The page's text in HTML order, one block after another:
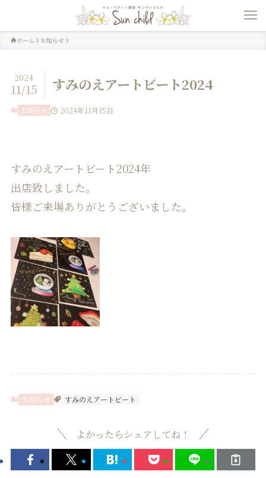
ホーム お知らせ
すみのえアートビート2024
2024
11/15
お知らせ 2024年11月15日
すみのえアートビート2024年
出店致しました。
皆様ご来場ありがとうございました。
お知らせ すみのえアートビート
よかったらシェアしてね！